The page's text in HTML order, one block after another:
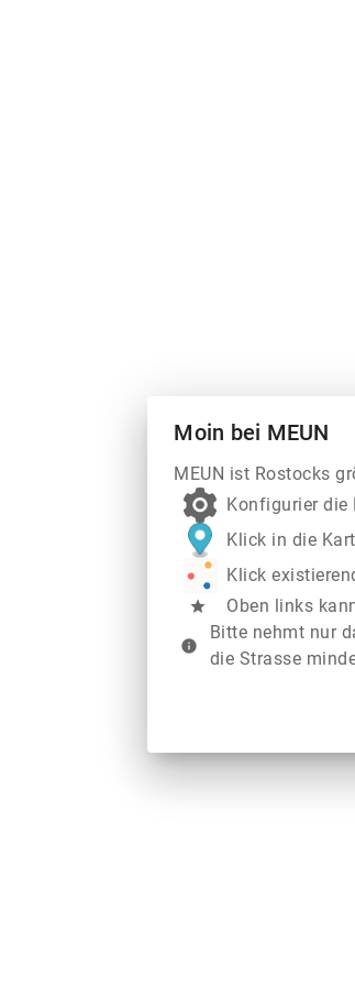
Moin bei MEUN
MEUN ist Rostocks
Konfigurier die
Klick in die
Klick
star Oben links
info
Bitte nehmt nur
die Strasse